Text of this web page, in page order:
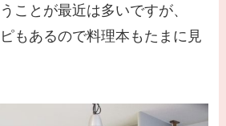
ことが最近は多いですが、
もあるので料理本もたまに見